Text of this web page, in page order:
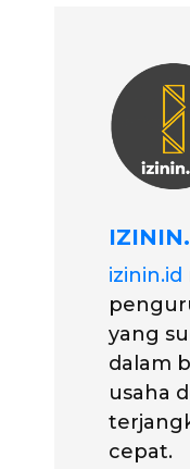
izinin.id
yang
dalam
usaha
cepat.